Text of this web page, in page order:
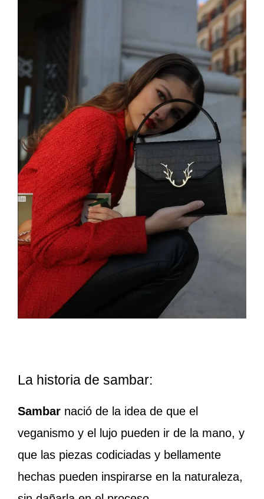
La historia de sambar:
Sambar nació de la idea de que el
veganismo y el lujo pueden ir de la mano, y
que las piezas codiciadas y bellamente
hechas pueden inspirarse en la naturaleza,